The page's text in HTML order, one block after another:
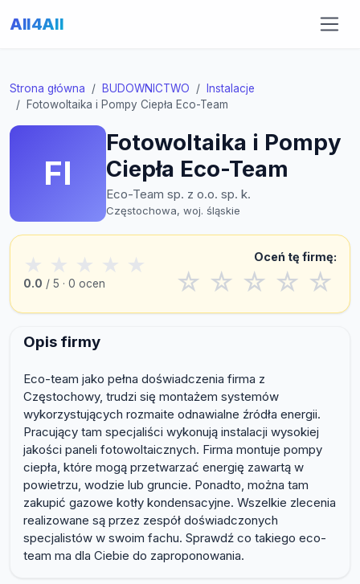
All4All
Strona główna BUDOWNICTWO
Instalacje
Fotowoltaika i Pompy Ciepła Eco-Team
FI
Fotowoltaika i Pompy
Ciepła Eco-Team
Eco-Team sp. z o.o. sp. k.
Częstochowa, woj. śląskie
★ ★ ★ ★ ★
0.0 / 5 · 0 ocen
Oceń tę firmę:
☆ ☆ ☆ ☆ ☆
Opis firmy
Eco-team jako pełna doświadczenia firma z
Częstochowy, trudzi się montażem systemów
wykorzystujących rozmaite odnawialne źródła energii.
Pracujący tam specjaliści wykonują instalacji wysokiej
jakości paneli fotowoltaicznych. Firma montuje pompy
ciepła, które mogą przetwarzać energię zawartą w
powietrzu, wodzie lub gruncie. Ponadto, można tam
zakupić gazowe kotły kondensacyjne. Wszelkie zlecenia
realizowane są przez zespół doświadczonych
specjalistów w swoim fachu. Sprawdź co takiego eco-
team ma dla Ciebie do zaproponowania.